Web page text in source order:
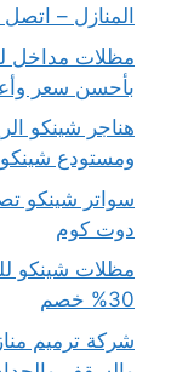
المنازل – اتصل
مظلات مداخل
بأحسن سعر
هناجر شينكو
ومستودع شينكو
سواتر شينكو
دوت كوم
مظلات شينكو
30% خصم
شركة ترميم